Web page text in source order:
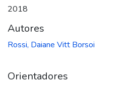
2018
Autores
Rossi, Daiane Vitt Borsoi
Orientadores